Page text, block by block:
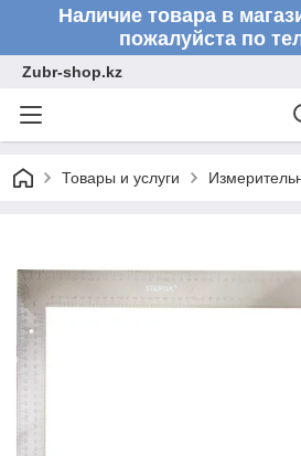
Наличие товара в
пожалуйста по
Zubr-shop.kz
Товары и услуги